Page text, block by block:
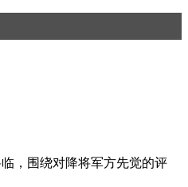
，围绕对降将军方先觉的评